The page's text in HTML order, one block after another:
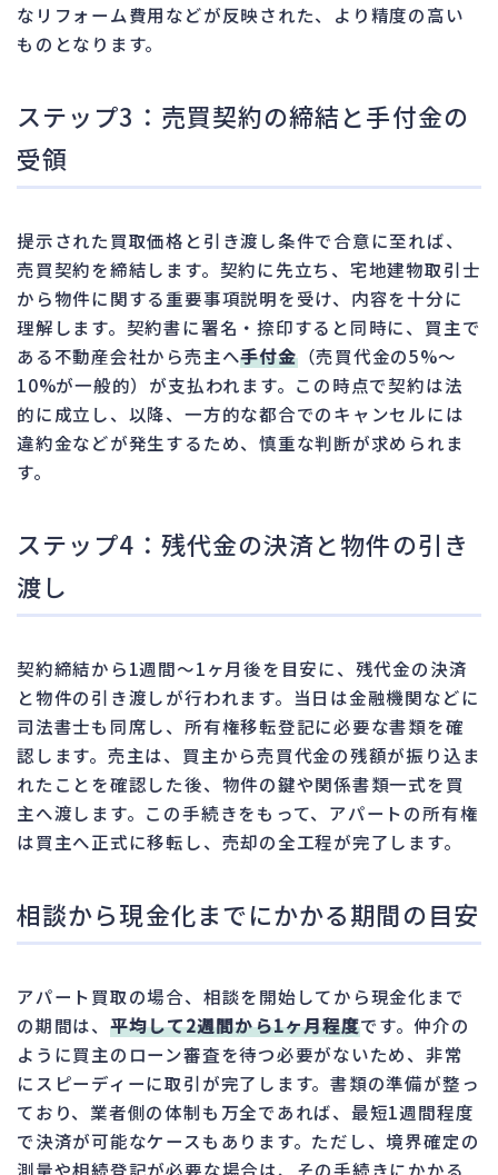
なリフォーム費用などが反映された、より精度の高い
ものとなります。
ステップ3：売買契約の締結と手付金の
受領
提示された買取価格と引き渡し条件で合意に至れば、
売買契約を締結します。契約に先立ち、宅地建物取引士
から物件に関する重要事項説明を受け、内容を十分に
理解します。契約書に署名・捺印すると同時に、買主で
ある不動産会社から売主へ手付金（売買代金の5%～
10%が一般的）が支払われます。この時点で契約は法
的に成立し、以降、一方的な都合でのキャンセルには
違約金などが発生するため、慎重な判断が求められま
す。
ステップ4：残代金の決済と物件の引き
渡し
契約締結から1週間～1ヶ月後を目安に、残代金の決済
と物件の引き渡しが行われます。当日は金融機関などに
司法書士も同席し、所有権移転登記に必要な書類を確
認します。売主は、買主から売買代金の残額が振り込ま
れたことを確認した後、物件の鍵や関係書類一式を買
主へ渡します。この手続きをもって、アパートの所有権
は買主へ正式に移転し、売却の全工程が完了します。
相談から現金化までにかかる期間の目安
アパート買取の場合、相談を開始してから現金化まで
の期間は、 平均して2週間から1ヶ月程度です。仲介の
ように買主のローン審査を待つ必要がないため、非常
にスピーディーに取引が完了します。書類の準備が整っ
ており、業者側の体制も万全であれば、最短1週間程度
で決済が可能なケースもあります。ただし、境界確定の
測量や相続登記が必要な場合は、その手続きにかかる